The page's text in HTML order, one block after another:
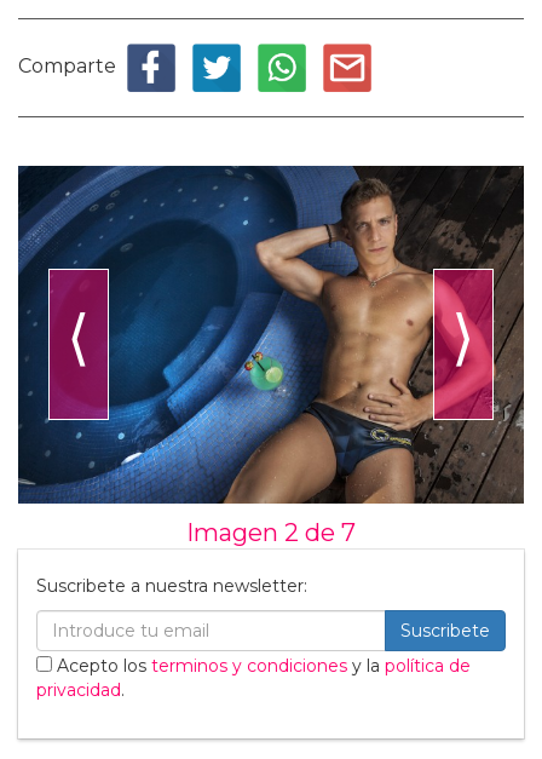
Comparte
⟨ ⟩
Imagen 2 de 7
Suscribete a nuestra newsletter:
Suscribete
Acepto los terminos y condiciones y la política de
privacidad.